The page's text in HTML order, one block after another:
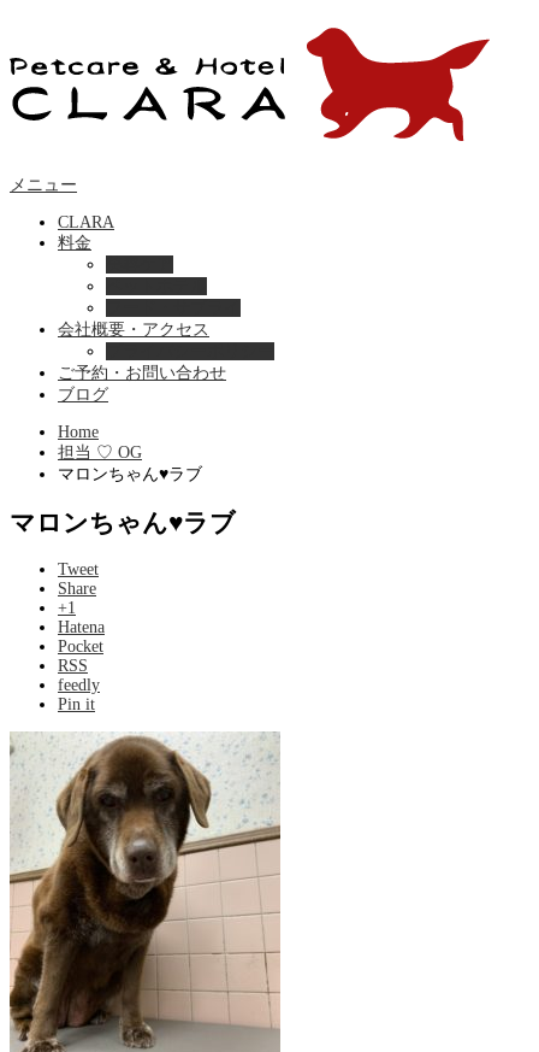
メニュー
CLARA
料金
会社概要・アクセス
ご予約・お問い合わせ
ブログ
Home
担当 ♡ OG
マロンちゃん♥ラブ
マロンちゃん♥ラブ
Tweet
Share
+1
Hatena
Pocket
RSS
feedly
Pin it